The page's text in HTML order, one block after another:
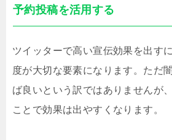
予約投稿を活用する
ツイッターで高い宣伝効果を出す
度が大切な要素になります。ただ
ば良いという訳ではありませんが
ことで効果は出やすくなります。